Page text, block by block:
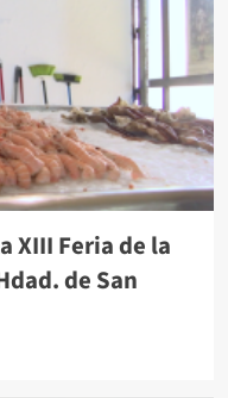
XIII Feria de la
de San